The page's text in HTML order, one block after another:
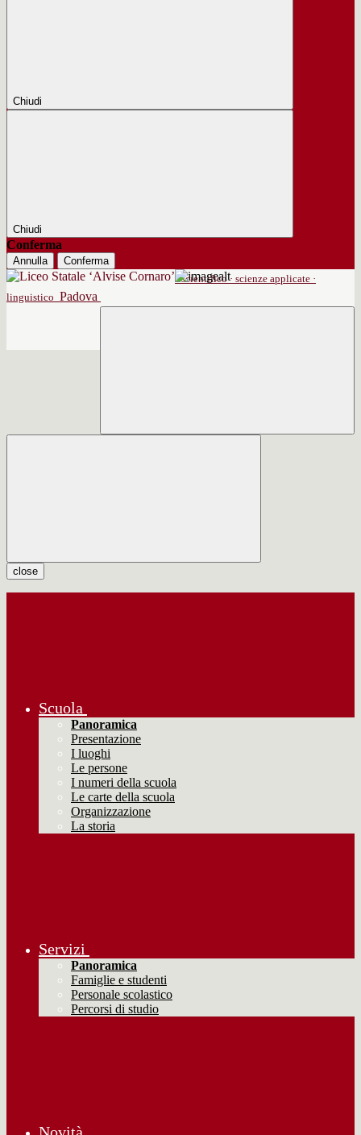
Chiudi
Chiudi
Conferma
Annulla
Conferma
scientifico · scienze applicate ·
linguistico Padova
close
Scuola
Panoramica
Presentazione
I luoghi
Le persone
I numeri della scuola
Le carte della scuola
Organizzazione
La storia
Servizi
Panoramica
Famiglie e studenti
Personale scolastico
Percorsi di studio